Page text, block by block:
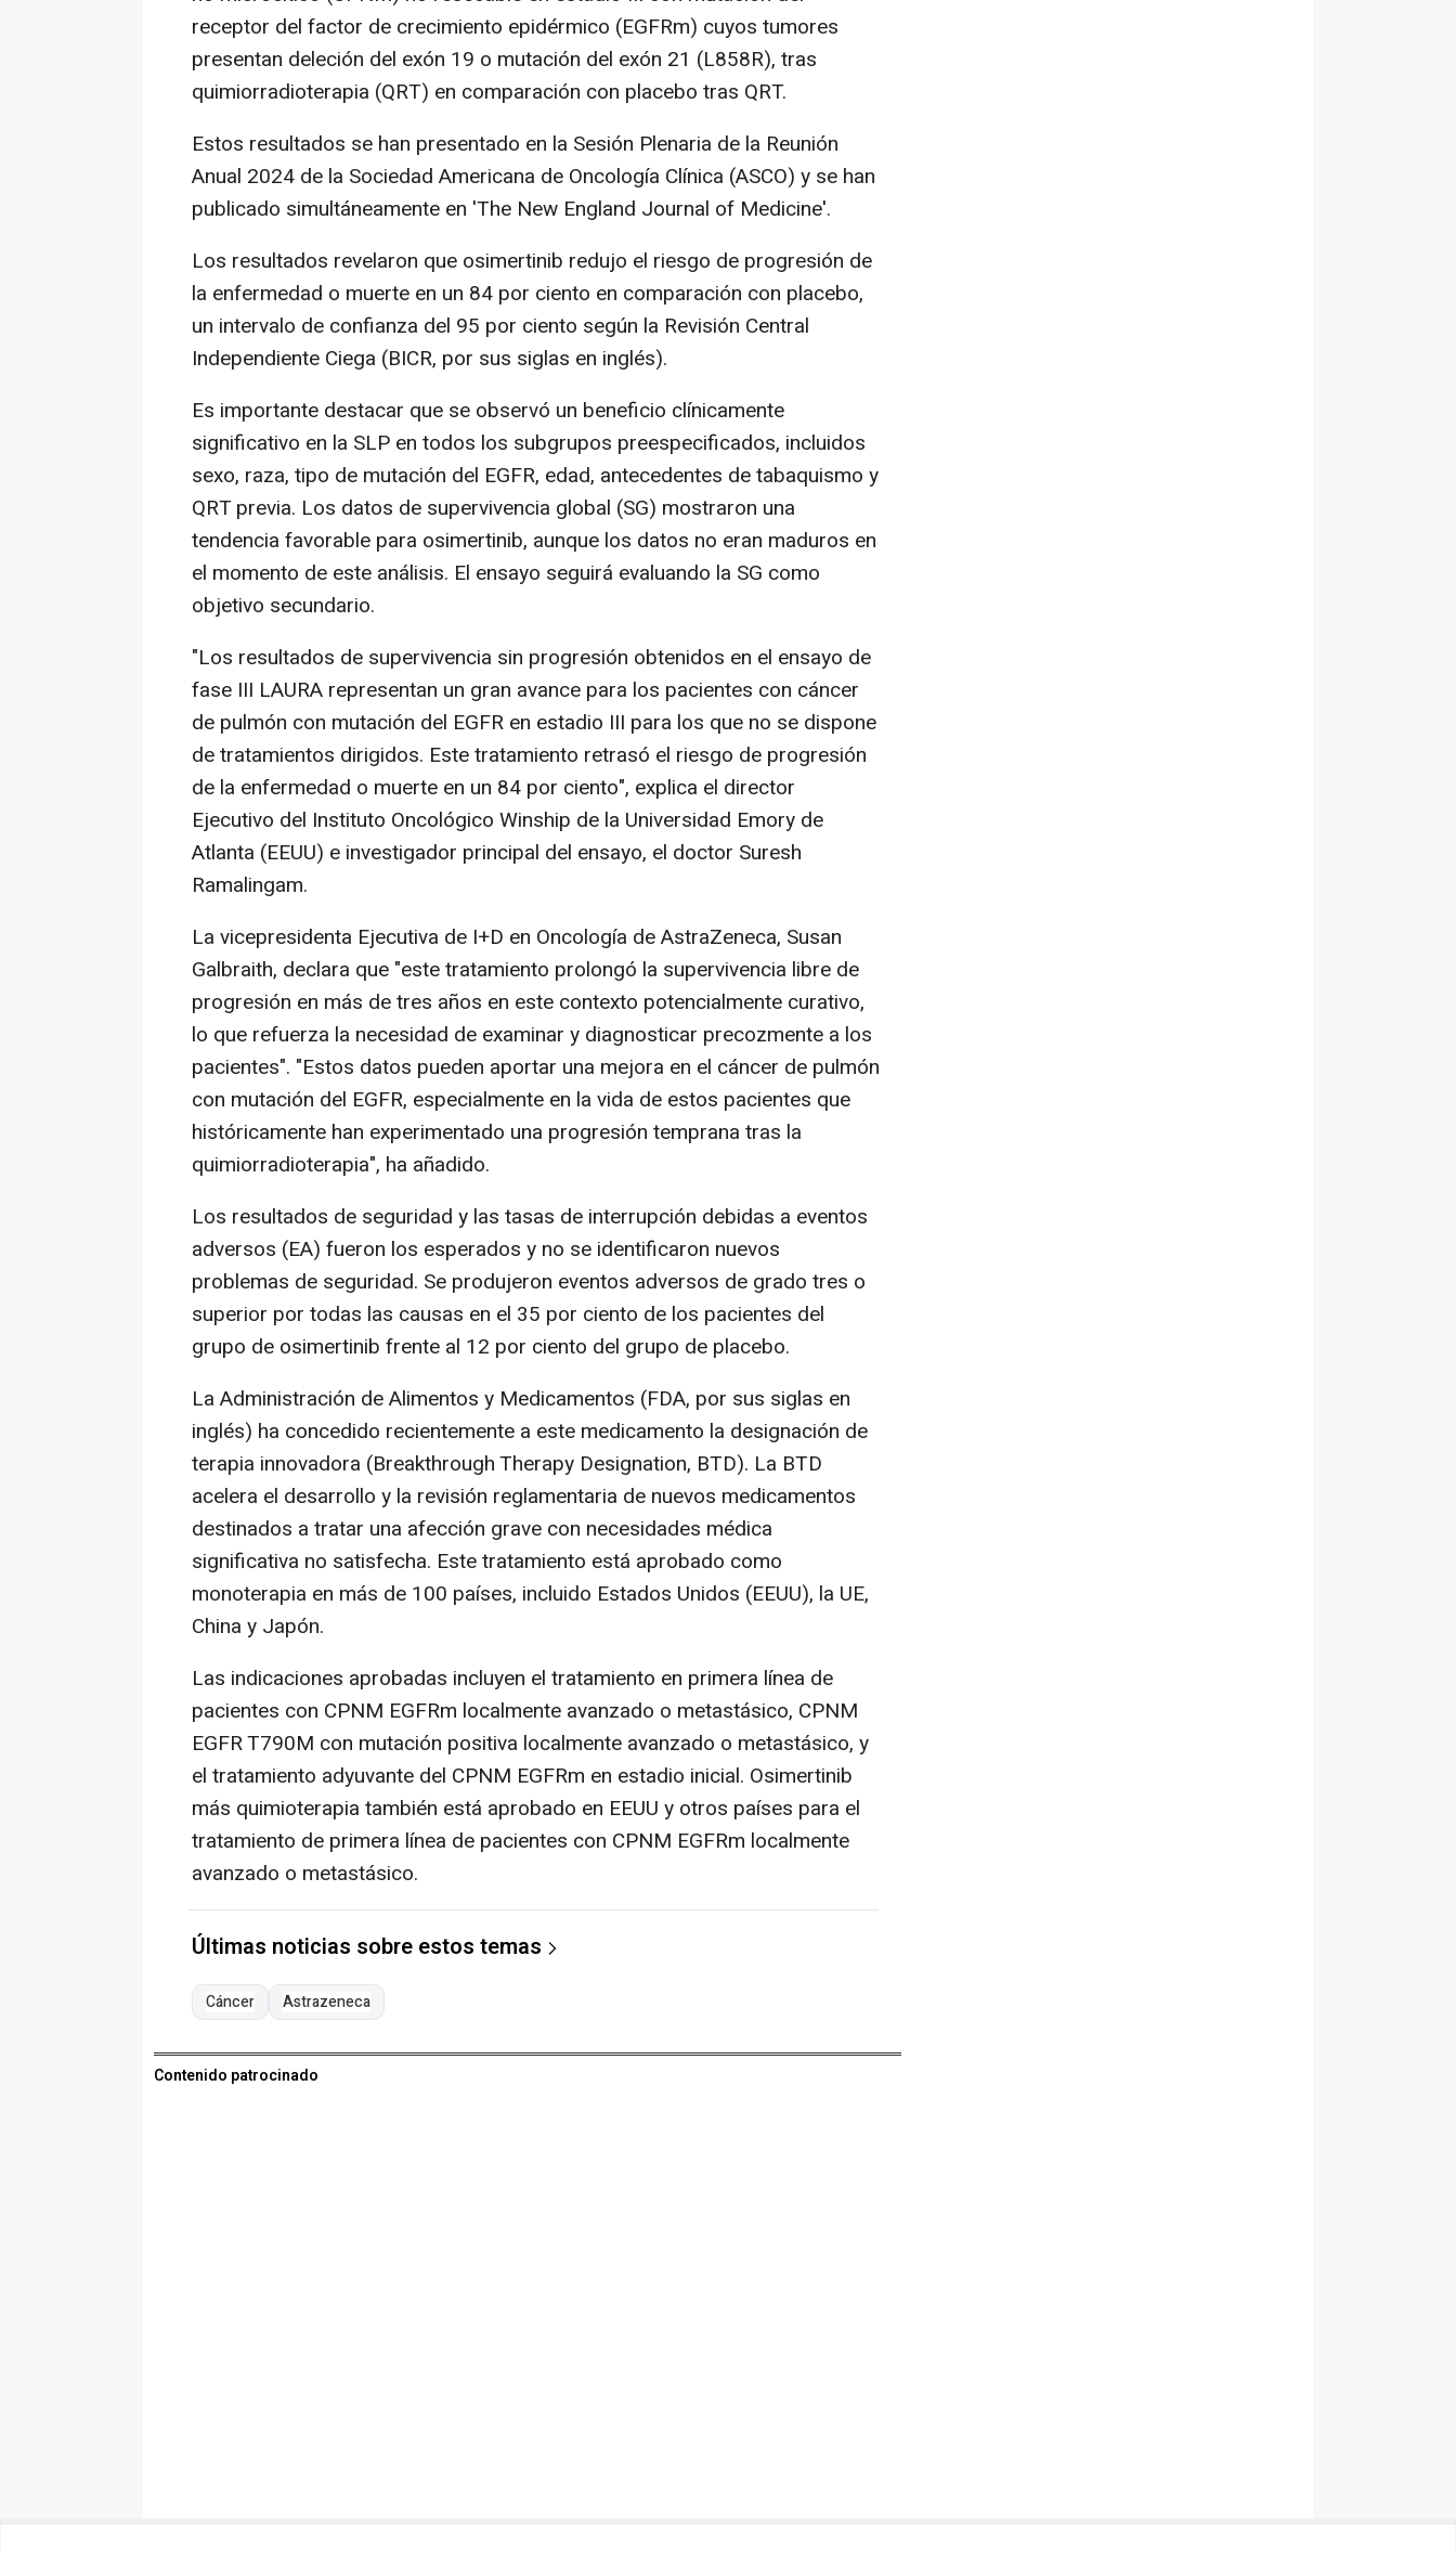
receptor del factor de crecimiento epidérmico (EGFRm) cuyos tumores
presentan deleción del exón 19 o mutación del exón 21 (L858R), tras
quimiorradioterapia (QRT) en comparación con placebo tras QRT.
Estos resultados se han presentado en la Sesión Plenaria de la Reunión
Anual 2024 de la Sociedad Americana de Oncología Clínica (ASCO) y se han
publicado simultáneamente en 'The New England Journal of Medicine'.
Los resultados revelaron que osimertinib redujo el riesgo de progresión de
la enfermedad o muerte en un 84 por ciento en comparación con placebo,
un intervalo de confianza del 95 por ciento según la Revisión Central
Independiente Ciega (BICR, por sus siglas en inglés).
Es importante destacar que se observó un beneficio clínicamente
significativo en la SLP en todos los subgrupos preespecificados, incluidos
sexo, raza, tipo de mutación del EGFR, edad, antecedentes de tabaquismo y
QRT previa. Los datos de supervivencia global (SG) mostraron una
tendencia favorable para osimertinib, aunque los datos no eran maduros en
el momento de este análisis. El ensayo seguirá evaluando la SG como
objetivo secundario.
"Los resultados de supervivencia sin progresión obtenidos en el ensayo de
fase III LAURA representan un gran avance para los pacientes con cáncer
de pulmón con mutación del EGFR en estadio III para los que no se dispone
de tratamientos dirigidos. Este tratamiento retrasó el riesgo de progresión
de la enfermedad o muerte en un 84 por ciento", explica el director
Ejecutivo del Instituto Oncológico Winship de la Universidad Emory de
Atlanta (EEUU) e investigador principal del ensayo, el doctor Suresh
Ramalingam.
La vicepresidenta Ejecutiva de I+D en Oncología de AstraZeneca, Susan
Galbraith, declara que "este tratamiento prolongó la supervivencia libre de
progresión en más de tres años en este contexto potencialmente curativo,
lo que refuerza la necesidad de examinar y diagnosticar precozmente a los
pacientes". "Estos datos pueden aportar una mejora en el cáncer de pulmón
con mutación del EGFR, especialmente en la vida de estos pacientes que
históricamente han experimentado una progresión temprana tras la
quimiorradioterapia", ha añadido.
Los resultados de seguridad y las tasas de interrupción debidas a eventos
adversos (EA) fueron los esperados y no se identificaron nuevos
problemas de seguridad. Se produjeron eventos adversos de grado tres o
superior por todas las causas en el 35 por ciento de los pacientes del
grupo de osimertinib frente al 12 por ciento del grupo de placebo.
La Administración de Alimentos y Medicamentos (FDA, por sus siglas en
inglés) ha concedido recientemente a este medicamento la designación de
terapia innovadora (Breakthrough Therapy Designation, BTD). La BTD
acelera el desarrollo y la revisión reglamentaria de nuevos medicamentos
destinados a tratar una afección grave con necesidades médica
significativa no satisfecha. Este tratamiento está aprobado como
monoterapia en más de 100 países, incluido Estados Unidos (EEUU), la UE,
China y Japón.
Las indicaciones aprobadas incluyen el tratamiento en primera línea de
pacientes con CPNM EGFRm localmente avanzado o metastásico, CPNM
EGFR T790M con mutación positiva localmente avanzado o metastásico, y
el tratamiento adyuvante del CPNM EGFRm en estadio inicial. Osimertinib
más quimioterapia también está aprobado en EEUU y otros países para el
tratamiento de primera línea de pacientes con CPNM EGFRm localmente
avanzado o metastásico.
Últimas noticias sobre estos temas
Cáncer Astrazeneca
Contenido patrocinado